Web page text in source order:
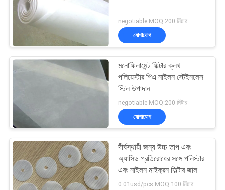
negotiable MOQ:200 মিটার
যোগাযোগ
মনোফিলামেন্ট ফিল্টার ক্লথ
পলিয়েস্টার পিএ নাইলন স্টেইনলেস
স্টিল উপাদান
negotiable MOQ:200 মিটার
যোগাযোগ
দীর্ঘস্থায়ী জন্য উচ্চ তাপ এবং
অ্যাসিড প্রতিরোধের সঙ্গে পলিস্টার
এবং নাইলন মাইক্রন ফিল্টার জাল
0.01usd/pcs MOQ:100 মিটার